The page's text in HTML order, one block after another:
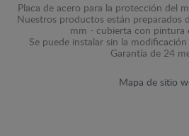
Placa de acero para la protección del
Nuestros productos están preparados
mm - cubierta con pintura
Se puede instalar sin la
Garantía de 24
Mapa de sitio